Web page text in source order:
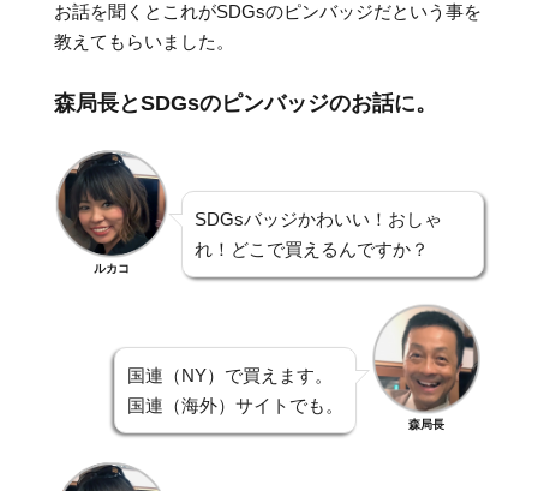
お話を聞くとこれがSDGsのピンバッジだという事を
教えてもらいました。
森局長とSDGsのピンバッジのお話に。
ルカコ
SDGsバッジかわいい！おしゃ
れ！どこで買えるんですか？
国連（NY）で買えます。
国連（海外）サイトでも。
森局長